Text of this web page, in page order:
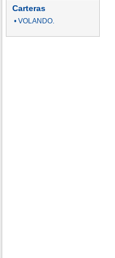
Carteras
• VOLANDO.